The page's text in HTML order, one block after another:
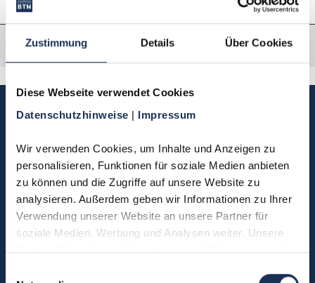
Zustimmung Details Über Cookies
Diese Webseite verwendet Cookies
Datenschutzhinweise | Impressum
Wir verwenden Cookies, um Inhalte und Anzeigen zu
personalisieren, Funktionen für soziale Medien anbieten
zu können und die Zugriffe auf unsere Website zu
analysieren. Außerdem geben wir Informationen zu Ihrer
Verwendung unserer Website an unsere Partner für
soziale Medien, Werbung und Analysen weiter. Unsere
Partner führen diese Informationen möglicherweise mit
Sie haben Fragen, möchten
Bestellung zurücksenden?
Kontakt
Sie möchten direkt Kontakt mit